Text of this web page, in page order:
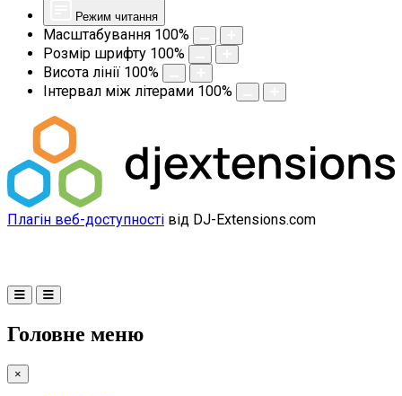
Режим читання
Масштабування 100%
Розмір шрифту 100%
Висота лінії 100%
Інтервал між літерами 100%
Плагін веб-доступності від DJ-Extensions.com
Головне меню
×